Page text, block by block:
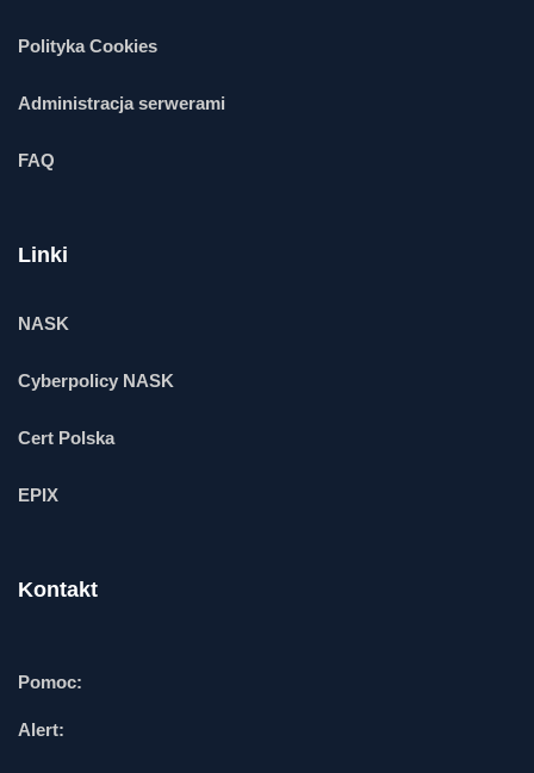
Polityka Cookies
Administracja serwerami
FAQ
Linki
NASK
Cyberpolicy NASK
Cert Polska
EPIX
Kontakt
Pomoc:
Alert: